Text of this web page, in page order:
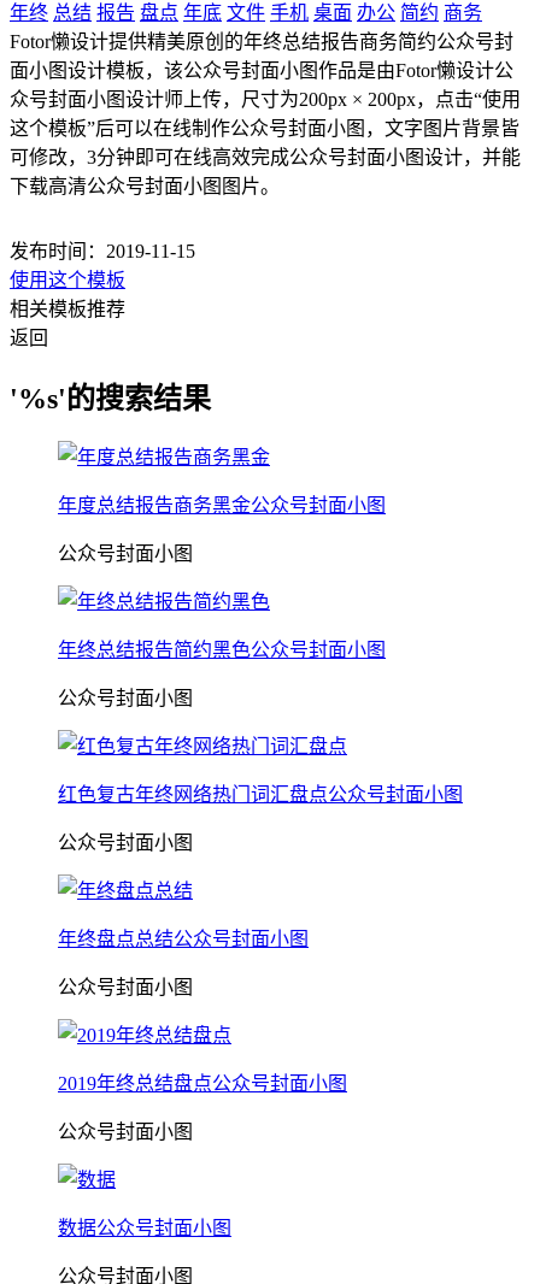
年终 总结 报告 盘点 年底 文件 手机 桌面 办公 简约 商务
Fotor懒设计提供精美原创的年终总结报告商务简约公众号封
面小图设计模板，该公众号封面小图作品是由Fotor懒设计公
众号封面小图设计师上传，尺寸为200px × 200px，点击“使用
这个模板”后可以在线制作公众号封面小图，文字图片背景皆
可修改，3分钟即可在线高效完成公众号封面小图设计，并能
下载高清公众号封面小图图片。
发布时间：2019-11-15
使用这个模板
相关模板推荐
返回
'%s'的搜索结果
年度总结报告商务黑金公众号封面小图
公众号封面小图
年终总结报告简约黑色公众号封面小图
公众号封面小图
红色复古年终网络热门词汇盘点公众号封面小图
公众号封面小图
年终盘点总结公众号封面小图
公众号封面小图
2019年终总结盘点公众号封面小图
公众号封面小图
数据公众号封面小图
公众号封面小图